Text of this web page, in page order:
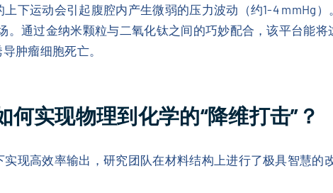
下运动会引起腹腔内产生微弱的压力波动（约1-4 mmHg
。通过金纳米颗粒与二氧化钛之间的巧妙配合，该平台能
肿瘤细胞死亡。
实现物理到化学的“降维打击”？
现高效率输出，研究团队在材料结构上进行了极具智慧的